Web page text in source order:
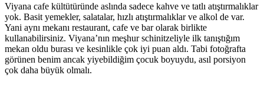
Viyana cafe kültütüründe aslında sadece kahve ve tatlı atıştırmalıklar
yok. Basit yemekler, salatalar, hızlı atıştırmalıklar ve alkol de var.
Yani aynı mekanı restaurant, cafe ve bar olarak birlikte
kullanabilirsiniz. Viyana’nın meşhur schinitzeliyle ilk tanıştığım
mekan oldu burası ve kesinlikle çok iyi puan aldı. Tabi fotoğrafta
görünen benim ancak yiyebildiğim çocuk boyuydu, asıl porsiyon
çok daha büyük olmalı.